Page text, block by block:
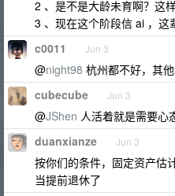
2 、是不是大龄未育啊？这
3 、现在这个阶段信 ai ，这
c0011 Jun 3
@night98 杭州都不好，其
cubecube Jun 3
@JShen 人活着就是需要心
duanxianze Jun 3
按你们的条件，固定资产估
当提前退休了